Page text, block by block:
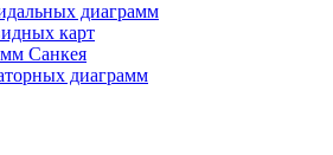
диаграмм
карт
Санкея
диаграмм